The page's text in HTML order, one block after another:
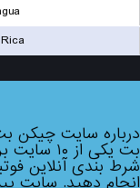
درباره سایت چیکن
بت یکی
شرط بندی آنلاین
انجام دهید. سایت